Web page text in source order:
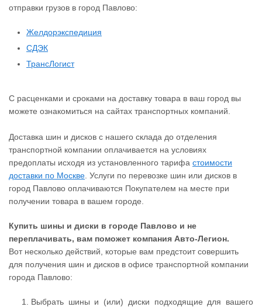
отправки грузов в город Павлово:
Желдорэкспедиция
СДЭК
ТрансЛогист
С расценками и сроками на доставку товара в ваш город вы
можете ознакомиться на сайтах транспортных компаний.
Доставка шин и дисков с нашего склада до отделения
транспортной компании оплачивается на условиях
предоплаты исходя из установленного тарифа стоимости
доставки по Москве . Услуги по перевозке шин или дисков в
город Павлово оплачиваются Покупателем на месте при
получении товара в вашем городе.
Купить шины и диски в городе Павлово и не
переплачивать, вам поможет компания Авто-Легион.
Вот несколько действий, которые вам предстоит совершить
для получения шин и дисков в офисе транспортной компании
города Павлово:
Выбрать шины и (или) диски подходящие для вашего